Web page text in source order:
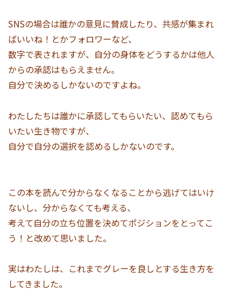
SNSの場合は誰かの意見に賛成したり、共感が集まれ
ばいいね！とかフォロワーなど、
数字で表されますが、自分の身体をどうするかは他人
からの承認はもらえません。
自分で決めるしかないのですよね。
わたしたちは誰かに承認してもらいたい、認めてもら
いたい生き物ですが、
自分で自分の選択を認めるしかないのです。
この本を読んで分からなくなることから逃げてはいけ
ないし、分からなくても考える、
考えて自分の立ち位置を決めてポジションをとってこ
う！と改めて思いました。
実はわたしは、これまでグレーを良しとする生き方を
してきました。